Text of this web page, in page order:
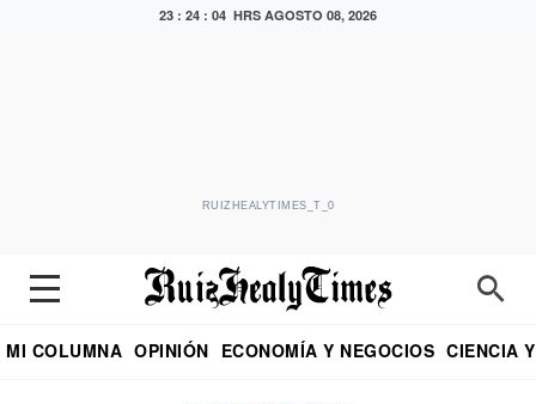
23 : 24 : 05 HRS AGOSTO 08, 2026
RUIZHEALYTIMES_T_0
MI COLUMNA OPINIÓN ECONOMÍA Y NEGOCIOS CIENCIA